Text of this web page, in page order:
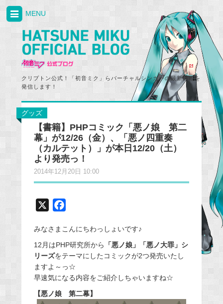
クリプトン公式！「初音ミク」らバーチャルシンガーの最新情報を
発信します！
MENU
グッズ
【書籍】PHPコミック「悪ノ娘 第二
幕」が12/26（金）、「悪ノ四重奏
（カルテット）」が本日12/20（土）
より発売っ！
2014年12月20日 10:00
c
e
b
o
o
k
みなさまこんにちわっしょいです♪
12月はPHP研究所から 「悪ノ娘」「悪ノ大罪」シ
リーズをテーマにしたコミックが2つ発売いたし
ますよ～っ☆
早速気になる内容をご紹介しちゃいますね☆
【悪ノ娘 第二幕】